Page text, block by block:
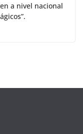
a nivel nacional